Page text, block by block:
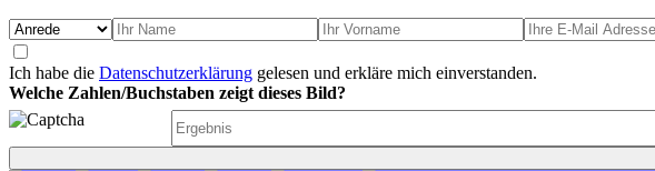
Ich habe die Datenschutzerklärung gelesen und erkläre mich einverstanden.
Welche Zahlen/Buchstaben zeigt dieses Bild?